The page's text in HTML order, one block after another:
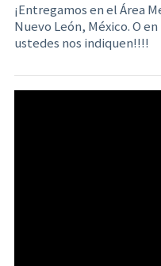
¡Entregamos en el Área
Nuevo León, México. O
ustedes nos indiquen!!!!